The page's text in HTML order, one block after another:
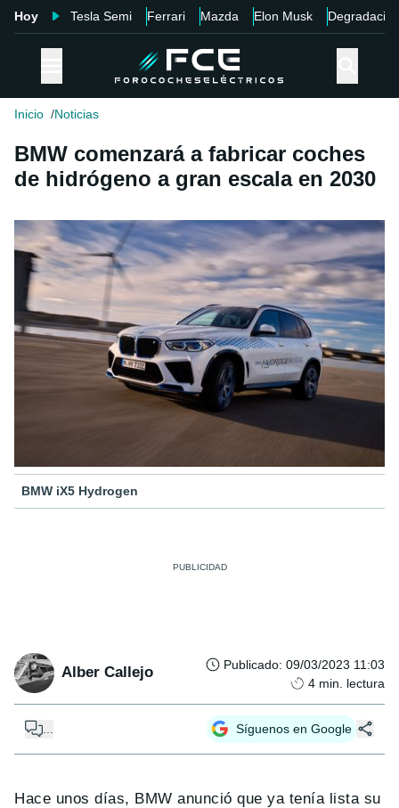
Hoy Tesla Semi Ferrari Mazda Elon Musk Degradación
Inicio Noticias
BMW comenzará a fabricar coches
de hidrógeno a gran escala en 2030
BMW iX5 Hydrogen
Alber Callejo Publicado: 09/03/2023 11:03
4 min. lectura
Síguenos en Google
Hace unos días, BMW anunció que ya tenía lista su